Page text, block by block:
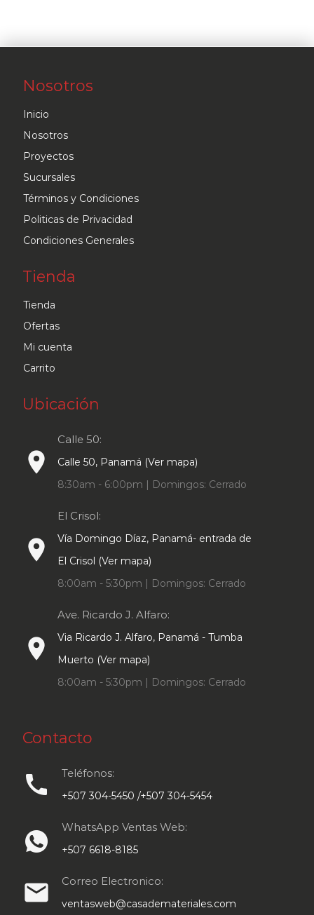
Nosotros
Inicio
Nosotros
Proyectos
Sucursales
Términos y Condiciones
Politicas de Privacidad
Condiciones Generales
Tienda
Tienda
Ofertas
Mi cuenta
Carrito
Ubicación
place
Calle 50:
Calle 50, Panamá (Ver mapa)
8:30am - 6:00pm | Domingos: Cerrado
place
El Crisol:
Vía Domingo Díaz, Panamá- entrada de
El Crisol (Ver mapa)
8:00am - 5:30pm | Domingos: Cerrado
place
Ave. Ricardo J. Alfaro:
Via Ricardo J. Alfaro, Panamá - Tumba
Muerto (Ver mapa)
8:00am - 5:30pm | Domingos: Cerrado
Contacto
call Teléfonos:
+507 304-5450 /+507 304-5454
WhatsApp Ventas Web:
+507 6618-8185
email Correo Electronico:
ventasweb@casademateriales.com